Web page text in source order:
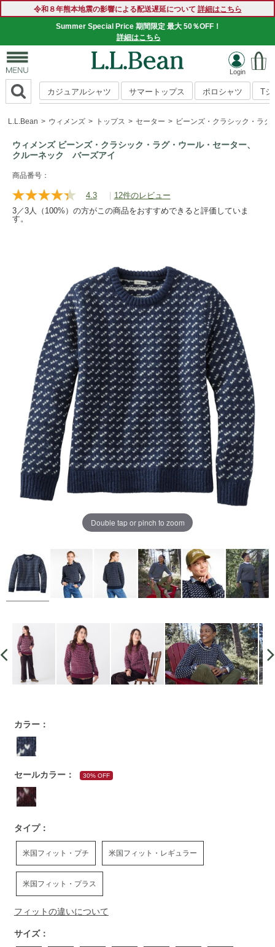
令和８年熊本地震の影響による配送遅延について 詳細はこちら
Summer Special Price 期間限定 最大 50％OFF！
詳細はこちら
カジュアルシャツ サマートップス ポロシャツ Tシ
L.L.Bean ウィメンズ トップス セーター ビーンズ・クラシック・ラ
ウィメンズ ビーンズ・クラシック・ラグ・ウール・セーター、
クルーネック バーズアイ
https://www.llbean.co.jp/womens/tops/sweater/g/
商品番号：
4.3
レ
ビ
同
じ
ペ
ー
ジ
の
リ
ン
ク。
| 12件のレビュー
3／3人（100%）の方がこの商品をおすすめできると評価していま
す。
Double tap or pinch to zoom
https://www.llbean.co.jp/womens/tops/sweater/g/
カラー：
セールカラー： 30% OFF
タイプ：
米国フィット・プチ 米国フィット・レギュラー
米国フィット・プラス
フィットの違いについて
サイズ：